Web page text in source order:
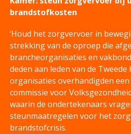
brandstofkosten
‘Houd het zorgvervoer in
strekking van de oproep die
brancheorganisaties en
deden aan leden van de Tweede
organisaties overhandigden
commissie voor
waarin de ondertekenaars
steunmaatregelen voor het
brandstofcrisis.